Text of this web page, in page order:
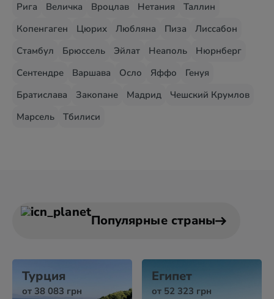
Рига
Величка Вроцлав Нетания
Таллин
Копенгаген
Цюрих Любляна Пиза
Лиссабон
Стамбул
Брюссель Эйлат Неаполь
Нюрнберг
Сентендре
Варшава Осло Яффо
Генуя
Братислава
Закопане Мадрид
Чешский Крумлов
Марсель
Тбилиси
Популярные страны
Турция
от 38 083 грн
Египет
от 52 323 грн